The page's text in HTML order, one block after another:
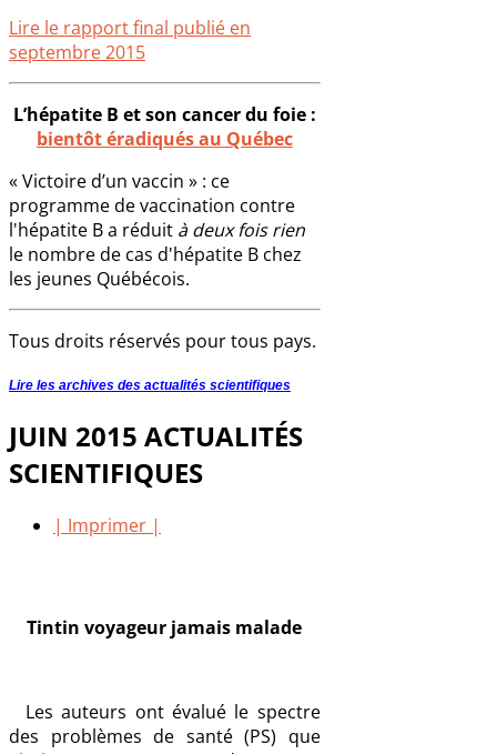
Lire le rapport final publié en
septembre 2015
L’hépatite B et son cancer du foie :
bientôt éradiqués au Québec
« Victoire d’un vaccin » : ce
programme de vaccination contre
l'hépatite B a réduit à deux fois rien
le nombre de cas d'hépatite B chez
les jeunes Québécois.
Tous droits réservés pour tous pays.
Lire les archives des actualités scientifiques
JUIN 2015 ACTUALITÉS
SCIENTIFIQUES
| Imprimer |
Tintin voyageur jamais malade
Les auteurs ont évalué le spectre
des problèmes de santé (PS) que